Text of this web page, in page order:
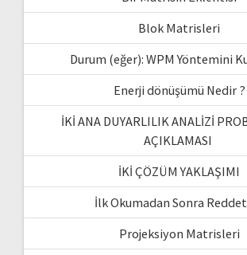
Blok Matrisleri
Durum (eğer): WPM Yöntemini
Enerji dönüşümü Nedir ?
İKİ ANA DUYARLILIK ANALİZİ
AÇIKLAMASI
İKİ ÇÖZÜM YAKLAŞIMI
İlk Okumadan Sonra
Projeksiyon Matrisleri